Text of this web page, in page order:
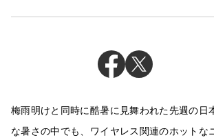
梅雨明けと同時に酷暑に見舞われた先週の日
な暑さの中でも、ワイヤレス関連のホットな